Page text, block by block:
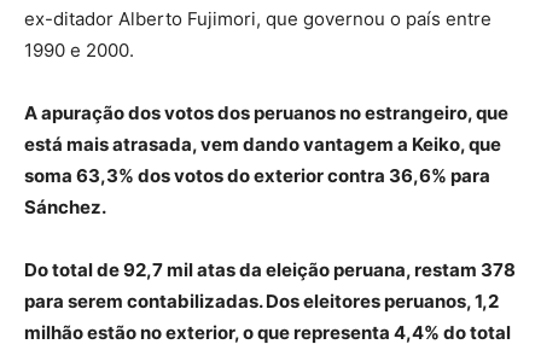
ex-ditador Alberto Fujimori, que governou o país entre
1990 e 2000.
A apuração dos votos dos peruanos no estrangeiro, que
está mais atrasada, vem dando vantagem a Keiko, que
soma 63,3% dos votos do exterior contra 36,6% para
Sánchez.
Do total de 92,7 mil atas da eleição peruana, restam 378
para serem contabilizadas. Dos eleitores peruanos, 1,2
milhão estão no exterior, o que representa 4,4% do total